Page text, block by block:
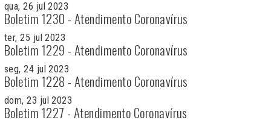
qua, 26 jul 2023
Boletim 1230 - Atendimento Coronavírus
ter, 25 jul 2023
Boletim 1229 - Atendimento Coronavírus
seg, 24 jul 2023
Boletim 1228 - Atendimento Coronavírus
dom, 23 jul 2023
Boletim 1227 - Atendimento Coronavírus